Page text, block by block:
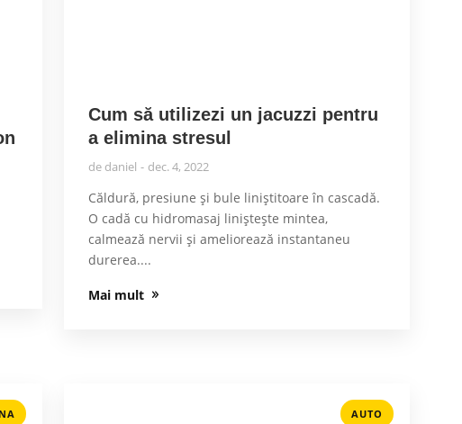
Cum să utilizezi un jacuzzi pentru
a elimina stresul
de daniel dec. 4, 2022
Căldură, presiune și bule liniştitoare în cascadă.
O cadă cu hidromasaj liniștește mintea,
calmează nervii și ameliorează instantaneu
durerea....
Mai mult
AUTO